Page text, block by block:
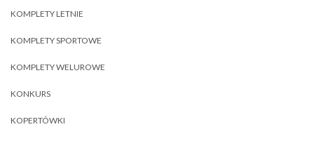
KOMPLETY LETNIE
KOMPLETY SPORTOWE
KOMPLETY WELUROWE
KONKURS
KOPERTÓWKI